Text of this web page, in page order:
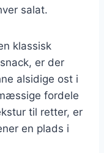
salat.
klassisk
er der
alsidige ost i
fordele
til retter, er
en plads i